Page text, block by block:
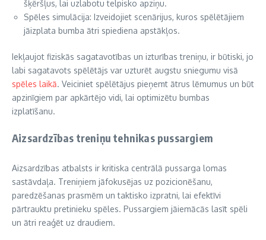
šķēršļus, lai uzlabotu telpisko apziņu.
Spēles simulācija: Izveidojiet scenārijus, kuros spēlētājiem
jāizplata bumba ātri spiediena apstākļos.
Iekļaujot fiziskās sagatavotības un izturības treniņu, ir būtiski, jo
labi sagatavots spēlētājs var uzturēt augstu sniegumu visā
spēles laikā. Veiciniet spēlētājus pieņemt ātrus lēmumus un būt
apzinīgiem par apkārtējo vidi, lai optimizētu bumbas
izplatīšanu.
Aizsardzības treniņu tehnikas pussargiem
Aizsardzības atbalsts ir kritiska centrālā pussarga lomas
sastāvdaļa. Treniņiem jāfokusējas uz pozicionēšanu,
paredzēšanas prasmēm un taktisko izpratni, lai efektīvi
pārtrauktu pretinieku spēles. Pussargiem jāiemācās lasīt spēli
un ātri reaģēt uz draudiem.